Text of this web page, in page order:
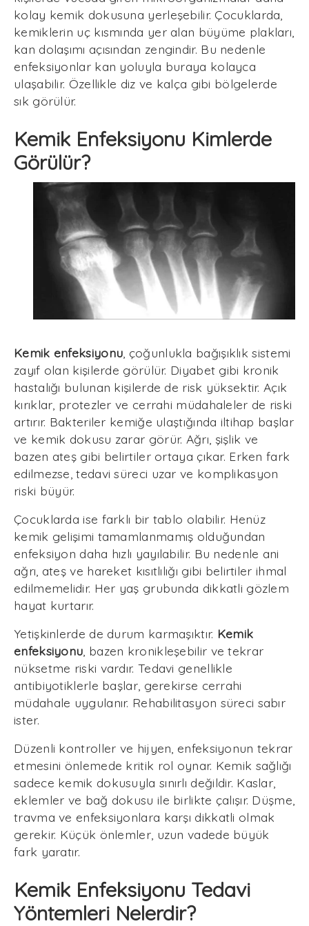
kolay kemik dokusuna yerleşebilir. Çocuklarda,
kemiklerin uç kısmında yer alan büyüme plakları,
kan dolaşımı açısından zengindir. Bu nedenle
enfeksiyonlar kan yoluyla buraya kolayca
ulaşabilir. Özellikle diz ve kalça gibi bölgelerde
sık görülür.
Kemik Enfeksiyonu Kimlerde
Görülür?
Kemik enfeksiyonu , çoğunlukla bağışıklık sistemi
zayıf olan kişilerde görülür. Diyabet gibi kronik
hastalığı bulunan kişilerde de risk yüksektir. Açık
kırıklar, protezler ve cerrahi müdahaleler de riski
artırır. Bakteriler kemiğe ulaştığında iltihap başlar
ve kemik dokusu zarar görür. Ağrı, şişlik ve
bazen ateş gibi belirtiler ortaya çıkar. Erken fark
edilmezse, tedavi süreci uzar ve komplikasyon
riski büyür.
Çocuklarda ise farklı bir tablo olabilir. Henüz
kemik gelişimi tamamlanmamış olduğundan
enfeksiyon daha hızlı yayılabilir. Bu nedenle ani
ağrı, ateş ve hareket kısıtlılığı gibi belirtiler ihmal
edilmemelidir. Her yaş grubunda dikkatli gözlem
hayat kurtarır.
Yetişkinlerde de durum karmaşıktır. Kemik
enfeksiyonu , bazen kronikleşebilir ve tekrar
nüksetme riski vardır. Tedavi genellikle
antibiyotiklerle başlar, gerekirse cerrahi
müdahale uygulanır. Rehabilitasyon süreci sabır
ister.
Düzenli kontroller ve hijyen, enfeksiyonun tekrar
etmesini önlemede kritik rol oynar. Kemik sağlığı
sadece kemik dokusuyla sınırlı değildir. Kaslar,
eklemler ve bağ dokusu ile birlikte çalışır. Düşme,
travma ve enfeksiyonlara karşı dikkatli olmak
gerekir. Küçük önlemler, uzun vadede büyük
fark yaratır.
Kemik Enfeksiyonu Tedavi
Yöntemleri Nelerdir?